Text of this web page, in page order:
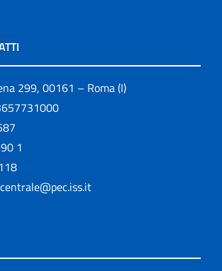
299, 00161 – Roma (I)
1